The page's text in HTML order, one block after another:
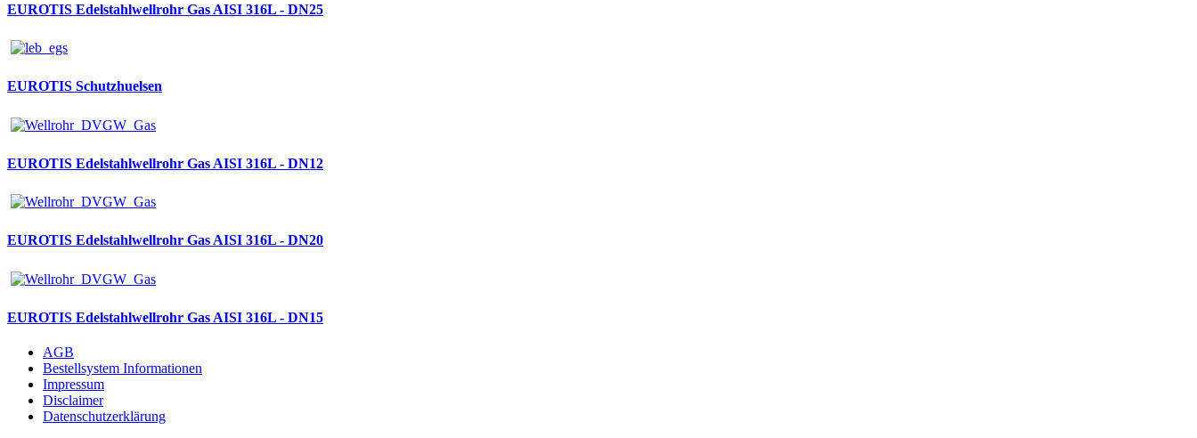
EUROTIS Edelstahlwellrohr Gas AISI 316L - DN25
EUROTIS Schutzhuelsen
EUROTIS Edelstahlwellrohr Gas AISI 316L - DN12
EUROTIS Edelstahlwellrohr Gas AISI 316L - DN20
EUROTIS Edelstahlwellrohr Gas AISI 316L - DN15
AGB
Bestellsystem Informationen
Impressum
Disclaimer
Datenschutzerklärung